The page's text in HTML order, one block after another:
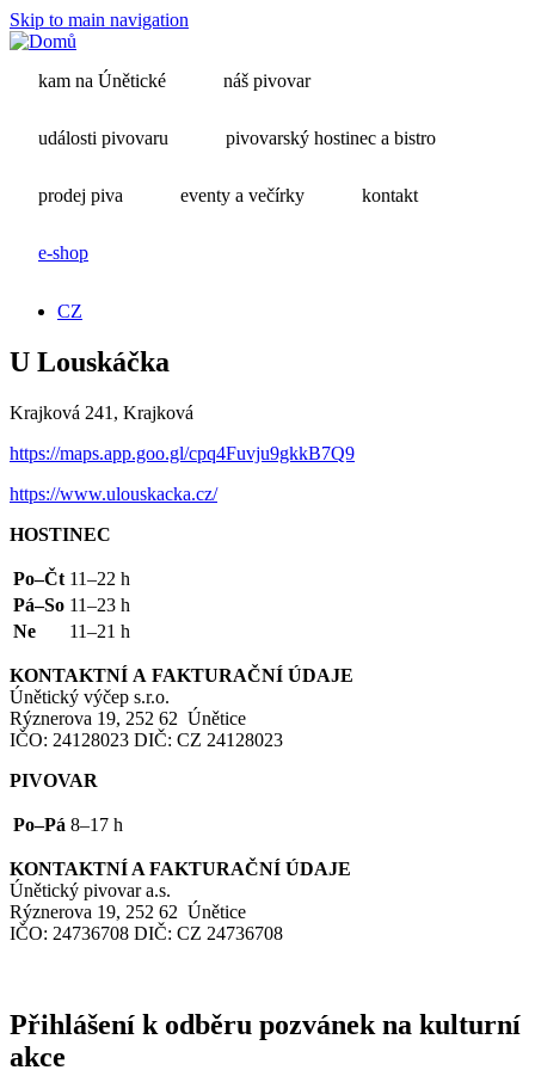
Skip to main navigation
kam na Únětické náš pivovar
události pivovaru pivovarský hostinec a bistro
prodej piva eventy a večírky kontakt
e-shop
CZ
U Louskáčka
Krajková 241, Krajková
https://maps.app.goo.gl/cpq4Fuvju9gkkB7Q9
https://www.ulouskacka.cz/
HOSTINEC
Po–Čt 11–22 h
Pá–So 11–23 h
Ne
11–21 h
KONTAKTNÍ A FAKTURAČNÍ ÚDAJE
Únětický výčep s.r.o.
Rýznerova 19, 252 62 Únětice
IČO: 24128023 DIČ: CZ 24128023
PIVOVAR
Po–Pá 8–17 h
KONTAKTNÍ A FAKTURAČNÍ ÚDAJE
Únětický pivovar a.s.
Rýznerova 19, 252 62 Únětice
IČO: 24736708 DIČ: CZ 24736708
Přihlášení k odběru pozvánek na kulturní
akce